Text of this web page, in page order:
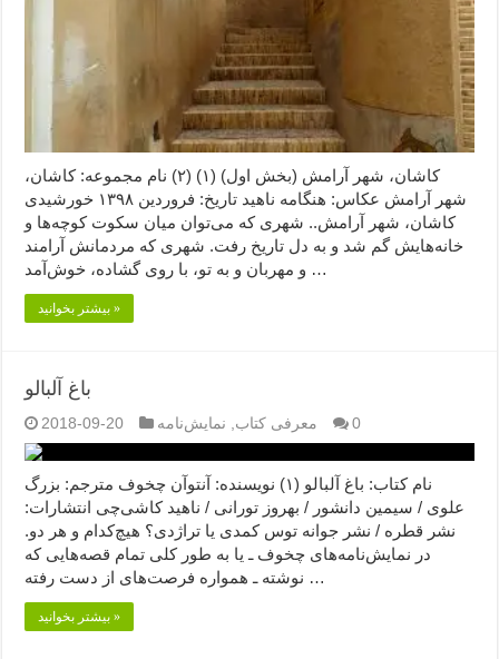
کاشان، شهر آرامش (بخش اول) (۱) (۲) نام مجموعه: کاشان،
شهر آرامش عکاس: هنگامه ناهید تاریخ: فروردین ۱۳۹۸ خورشیدی
کاشان، شهر آرامش.. شهری که می‌توان میان سکوت کوچه‌ها و
خانه‌هایش گم شد و به دل تاریخ رفت. شهری که مردمانش آرامند
و مهربان و به تو، با روی گشاده، خوش‌آمد …
بیشتر بخوانید »
باغ آلبالو
2018-09-20 معرفی کتاب نمایش‌نامه 0
نام کتاب: باغ آلبالو (۱) نویسنده: آنتوآن چخوف مترجم: بزرگ
علوی / سیمین دانشور / بهروز تورانی / ناهید کاشی‌چی انتشارات:
نشر قطره / نشر جوانه توس کمدی یا تراژدی؟ هیچ‌کدام و هر دو.
در نمایش‌‌نامه‌های چخوف ـ یا به طور کلی تمام قصه‌‌هایی که
نوشته ـ همواره فرصت‌های از دست رفته …
بیشتر بخوانید »